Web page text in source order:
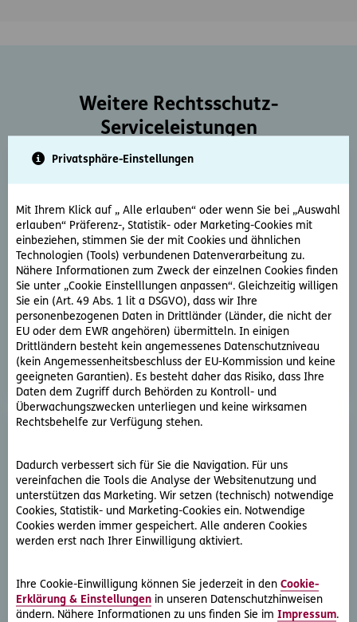
Privatsphäre-Einstellungen
Mit Ihrem Klick auf „ Alle erlauben“ oder wenn Sie bei „Auswahl
erlauben“ Präferenz-, Statistik- oder Marketing-Cookies mit
einbeziehen, stimmen Sie der mit Cookies und ähnlichen
Technologien (Tools) verbundenen Datenverarbeitung zu.
Nähere Informationen zum Zweck der einzelnen Cookies finden
Sie unter „Cookie Einstelllungen anpassen“. Gleichzeitig willigen
Sie ein (Art. 49 Abs. 1 lit a DSGVO), dass wir Ihre
personenbezogenen Daten in Drittländer (Länder, die nicht der
EU oder dem EWR angehören) übermitteln. In einigen
Drittländern besteht kein angemessenes Datenschutzniveau
(kein Angemessenheitsbeschluss der EU-Kommission und keine
geeigneten Garantien). Es besteht daher das Risiko, dass Ihre
Daten dem Zugriff durch Behörden zu Kontroll- und
Überwachungszwecken unterliegen und keine wirksamen
Rechtsbehelfe zur Verfügung stehen.
Dadurch verbessert sich für Sie die Navigation. Für uns
vereinfachen die Tools die Analyse der Websitenutzung und
unterstützen das Marketing. Wir setzen (technisch) notwendige
Cookies, Statistik- und Marketing-Cookies ein. Notwendige
Cookies werden immer gespeichert. Alle anderen Cookies
werden erst nach Ihrer Einwilligung aktiviert.
Ihre Cookie-Einwilligung können Sie jederzeit in den Cookie-
Erklärung & Einstellungen in unseren Datenschutzhinweisen
ändern. Nähere Informationen zu uns finden Sie im Impressum.
Weitere Rechtsschutz-
Serviceleistungen
Rechtsberatung
Sie haben ein rechtliche Frage? Unsere Rechtsexperten
beantworten diese gerne und schnell.
Rechtsfrage stellen
D.A.S. Direkthilfe®
Sie benötigen ein Schreiben an die gegnerische Partei
Rechtsschutzfall melden